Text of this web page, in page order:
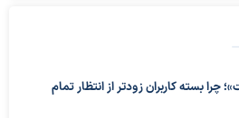
۲.۷ اینترنت»؛ چرا بسته کاربران زودتر از انتظار تمام